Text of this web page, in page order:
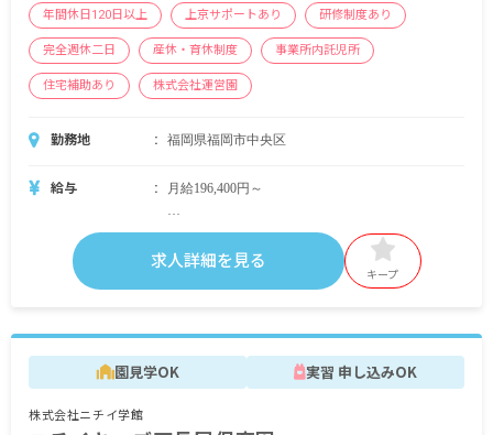
年間休日120日以上 上京サポートあり 研修制度あり
完全週休二日 産休・育休制度 事業所内託児所
住宅補助あり 株式会社運営園
勤務地 福岡県福岡市中央区
給与 月給196,400円～
＜別途支給手当＞
■交通費支給 月上限50,000円
■昇給（年1回）
■賞与年3回（6月／12月／3月）2024年実績：全国
※3月分は、処遇改善加算一時金支給です
求人詳細を見る
キープ
園見学OK 実習 申し込みOK
株式会社ニチイ学館